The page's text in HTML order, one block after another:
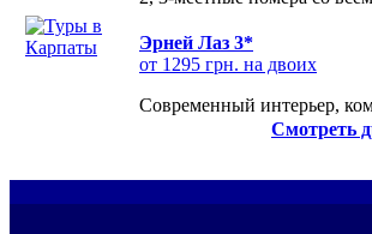
Эрней Лаз 3*
от 1295 грн. на двоих
Современный интерьер,
Смотреть